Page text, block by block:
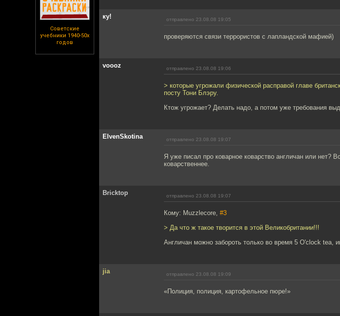
Советские
учебники 1940-50х
годов
ку! отправлено 23.08.08 19:05
проверяются связи террористов с лапландской мафией)
voooz отправлено 23.08.08 19:06
> которые угрожали физической расправой главе
посту Тони Блэру.
Ктож угрожает? Делать надо, а потом уже требования
ElvenSkotina отправлено 23.08.08 19:07
Я уже писал про коварное коварство англичан или нет?
коварственнее.
Bricktop отправлено 23.08.08 19:07
Кому: Muzzlecore, #3
> Да что ж такое творится в этой Великобритании!!!
Англичан можно забороть только во время 5 O'clock tea,
jia отправлено 23.08.08 19:09
«Полиция, полиция, картофельное пюре!»